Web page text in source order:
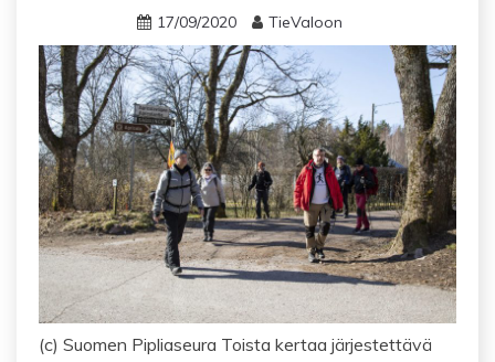
17/09/2020 TieValoon
(c) Suomen Pipliaseura Toista kertaa järjestettävä